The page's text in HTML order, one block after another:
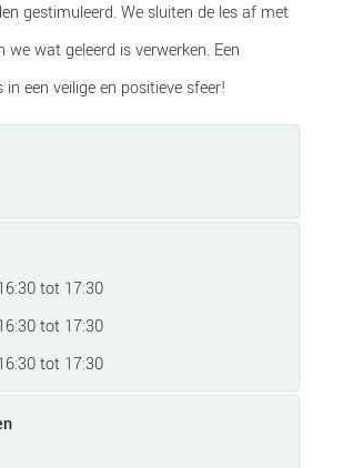
gestimuleerd. We sluiten de les af met
we wat geleerd is verwerken. Een
in een veilige en positieve sfeer!
tot 17:30
tot 17:30
tot 17:30